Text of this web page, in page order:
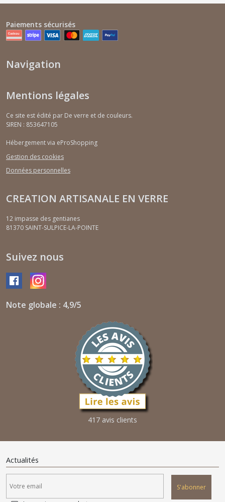
Paiements sécurisés
Navigation
Mentions légales
Ce site est édité par De verre et de couleurs.
SIREN : 853647105
Hébergement via eProShopping
Gestion des cookies
Données personnelles
CREATION ARTISANALE EN VERRE
12 impasse des gentianes
81370 SAINT-SULPICE-LA-POINTE
Suivez nous
Note globale : 4,9/5
417 avis clients
Actualités
S'abonner